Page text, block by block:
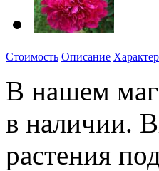
Стоимость Описание
В нашем
в наличии.
растения